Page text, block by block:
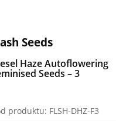
Seeds
Haze Autoflowering
Seeds – 3
produktu: FLSH-DHZ-F3